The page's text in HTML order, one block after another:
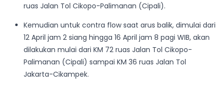
ruas Jalan Tol Cikopo-Palimanan (Cipali).
Kemudian untuk contra flow saat arus balik, dimulai dari
12 April jam 2 siang hingga 16 April jam 8 pagi WIB, akan
dilakukan mulai dari KM 72 ruas Jalan Tol Cikopo-
Palimanan (Cipali) sampai KM 36 ruas Jalan Tol
Jakarta-Cikampek.